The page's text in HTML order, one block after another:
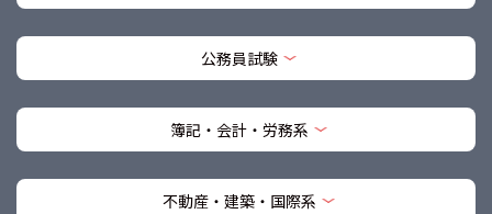
公務員試験
簿記・会計・労務系
不動産・建築・国際系